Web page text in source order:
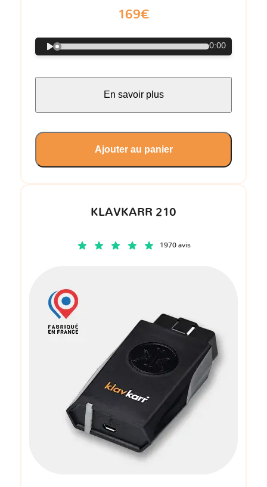
KLAVKARR 210
1970 avis
169€
0:00
En savoir plus
Ajouter au panier